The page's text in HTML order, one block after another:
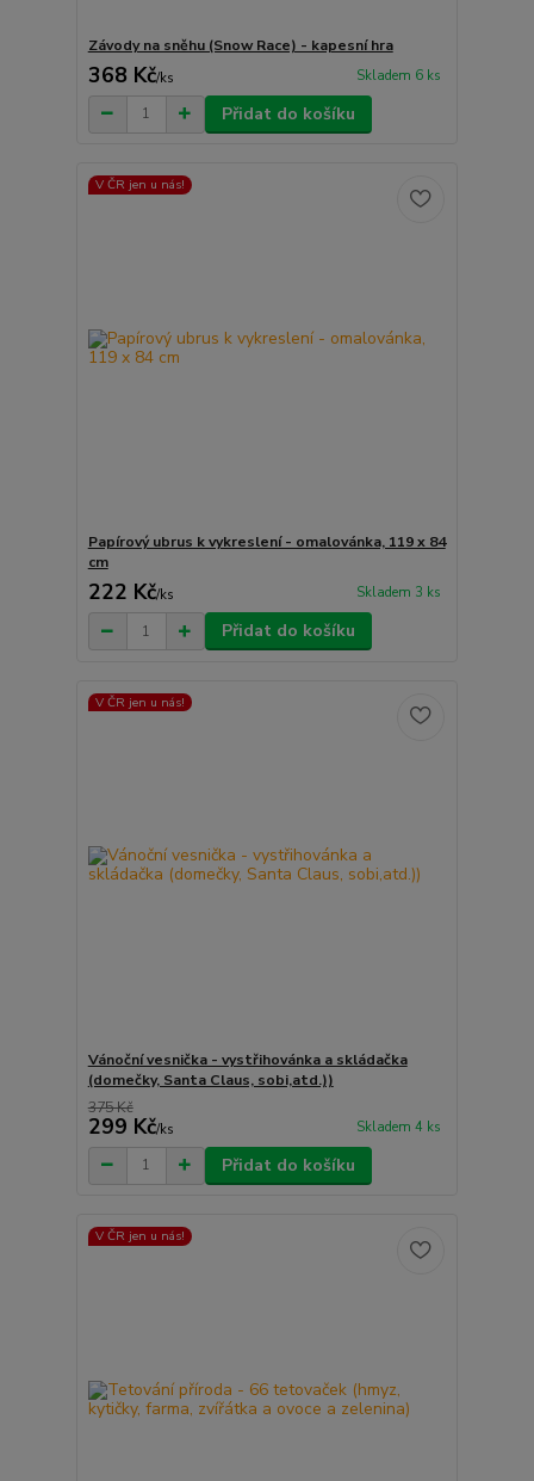
Závody na sněhu (Snow Race) - kapesní hra
368 Kč/ks Skladem 6 ks
Přidat do košíku
V ČR jen u nás!
Papírový ubrus k vykreslení - omalovánka, 119 x 84
cm
222 Kč/ks Skladem 3 ks
Přidat do košíku
V ČR jen u nás!
Vánoční vesnička - vystřihovánka a skládačka
(domečky, Santa Claus, sobi,atd.))
375 Kč
299 Kč/ks Skladem 4 ks
Přidat do košíku
V ČR jen u nás!